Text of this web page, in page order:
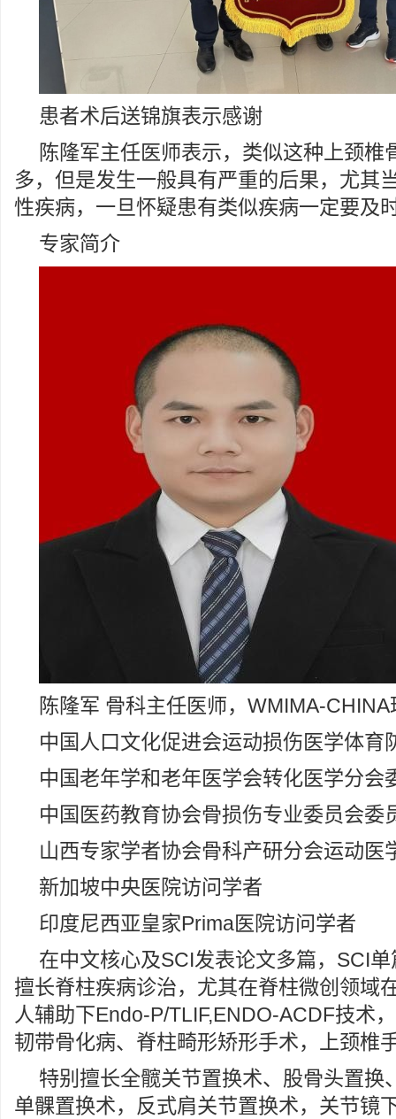
患者术后送锦旗表示感谢
陈隆军主任医师表示，类似这种上颈椎
多，但是发生一般具有严重的后果，尤其
性疾病，一旦怀疑患有类似疾病一定要及
专家简介
陈隆军 骨科主任医师，WMIMA-CHINA
中国人口文化促进会运动损伤医学体育
中国老年学和老年医学会转化医学分会
中国医药教育协会骨损伤专业委员会委
山西专家学者协会骨科产研分会运动医
新加坡中央医院访问学者
印度尼西亚皇家Prima医院访问学者
在中文核心及SCI发表论文多篇，SCI
擅长脊柱疾病诊治，尤其在脊柱微创领域
人辅助下Endo-P/TLIF,ENDO-ACDF技术
韧带骨化病、脊柱畸形矫形手术，上颈椎
特别擅长全髋关节置换术、股骨头置换
单髁置换术，反式肩关节置换术，关节镜